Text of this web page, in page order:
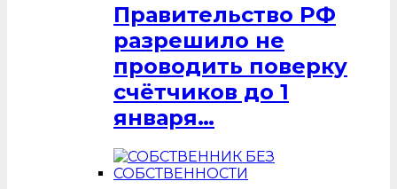
Правительство РФ
разрешило не
проводить поверку
счётчиков до 1
января…